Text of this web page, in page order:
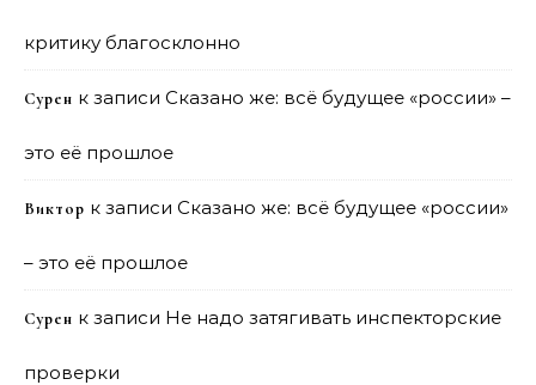
критику благосклонно
Сурен к записи Сказано же: всё будущее «россии» –
это её прошлое
Виктор к записи Сказано же: всё будущее «россии»
– это её прошлое
Сурен к записи Не надо затягивать инспекторские
проверки